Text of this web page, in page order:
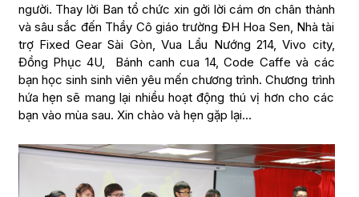
người. Thay lời Ban tổ chức xin gởi lời cám ơn chân thành
và sâu sắc đến Thầy Cô giáo trường ĐH Hoa Sen, Nhà tài
trợ Fixed Gear Sài Gòn, Vua Lẩu Nướng 214, Vivo city,
Đồng Phục 4U, Bánh canh cua 14, Code Caffe và các
bạn học sinh sinh viên yêu mến chương trình. Chương trình
hứa hẹn sẽ mang lại nhiều hoạt động thú vị hơn cho các
bạn vào mùa sau. Xin chào và hẹn gặp lại…